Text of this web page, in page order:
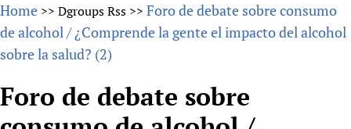
About
Overview
Why HIFA is needed
Vision and Strategy
Forums
HIFA (Healthcare Information For All)
How to use the HIFA forums
Projects
Home >> Dgroups Rss >> Foro de debate sobre consumo
de alcohol / ¿Comprende la gente el impacto del alcohol
sobre la salud? (2)
Foro de debate sobre